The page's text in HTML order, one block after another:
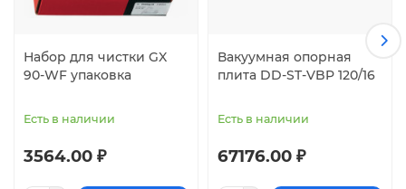
Набор для чистки GX
90-WF упаковка
Есть в наличии
3564.00 ₽
Вакуумная опорная
плита DD-ST-VBP 120/16
Есть в наличии
67176.00 ₽